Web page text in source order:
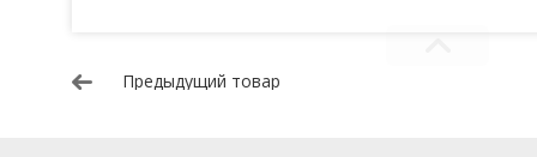
Предыдущий товар